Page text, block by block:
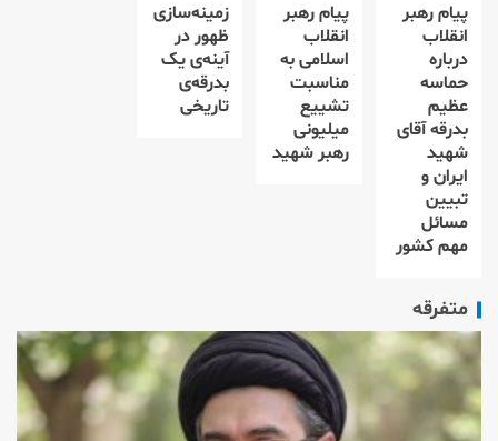
پیام رهبر
انقلاب
درباره
حماسه
عظیم
بدرقه آقای
شهید
ایران و
تبیین
مسائل
مهم کشور
پیام رهبر
انقلاب
اسلامی به
مناسبت
تشییع
میلیونی
رهبر شهید
زمینه‌سازی
ظهور در
آینه‌ی یک
بدرقه‌ی
تاریخی
متفرقه